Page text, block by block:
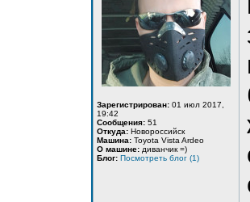
Зарегистрирован: 01 июл 2017,
19:42
Сообщения: 51
Откуда: Новороссийск
Машина: Toyota Vista Ardeo
О машине: диванчик =)
Блог: Посмотреть блог (1)